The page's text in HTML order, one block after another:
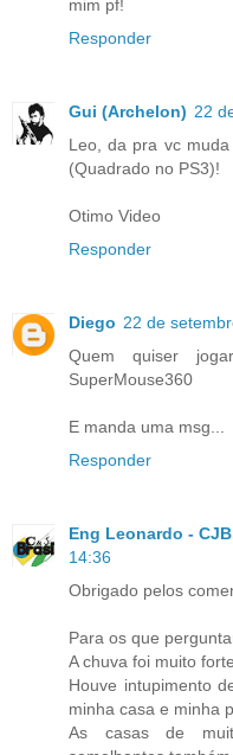
mim pf!
Responder
Gui (Archelon) 22
Leo, da pra vc
(Quadrado no PS3)!
Otimo Video
Responder
Diego 22 de
Quem quiser
SuperMouse360
E manda uma msg...
Responder
Eng Leonardo -
14:36
Obrigado pelos
Para os que
A chuva foi muito
Houve intupimento
minha casa e minha
As casas de